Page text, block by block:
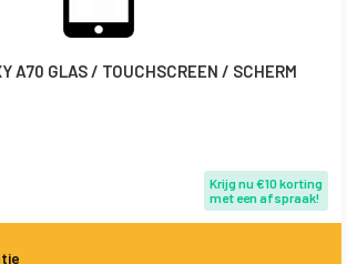
A70 GLAS / TOUCHSCREEN / SCHERM
Krijg nu €10 korting
met een afspraak!